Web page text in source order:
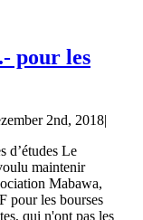
pour les
2nd, 2018|
d’études Le
maintenir
Mabawa,
pour les bourses
qui n'ont pas les